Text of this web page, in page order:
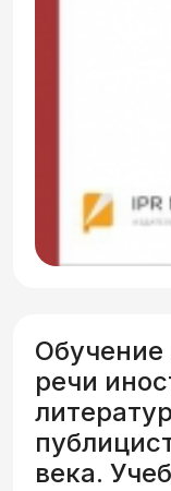
Обучение
речи
века.